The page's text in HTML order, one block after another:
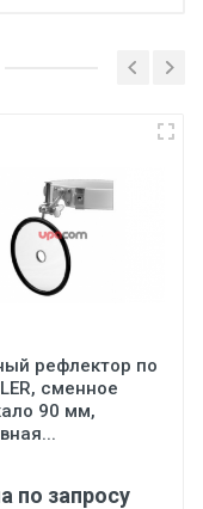
рефлектор по
сменное
90 мм,
по запросу